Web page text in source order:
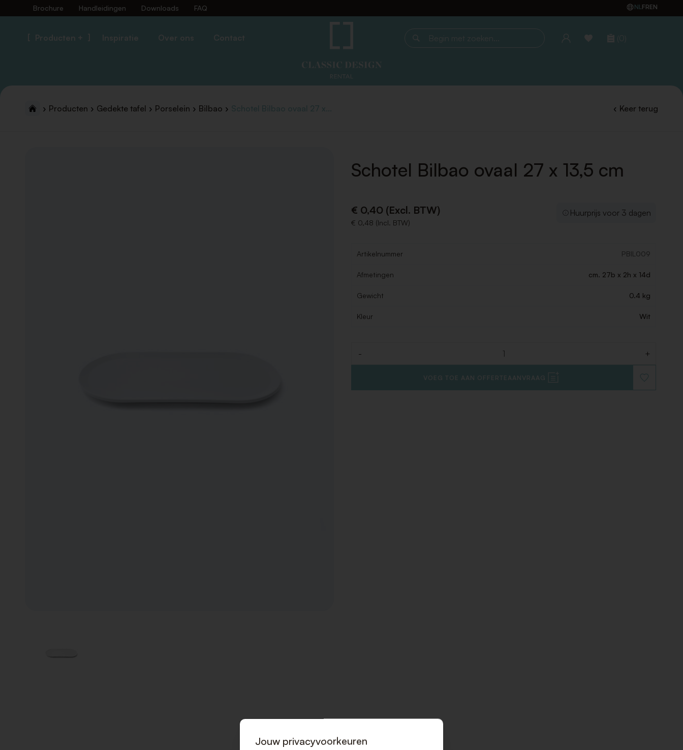
Brochure Handleidingen Downloads FAQ NLFREN
Producten + Inspiratie Over ons Contact
Begin met zoeken... (0)
Producten Gedekte tafel Porselein Bilbao Schotel Bilbao ovaal 27 x... Keer terug
Schotel Bilbao ovaal 27 x 13,5 cm
€ 0,40 (Excl. BTW)
€ 0,48 (Incl. BTW)
Huurprijs voor 3 dagen
Artikelnummer PBIL009
Afmetingen cm. 27b x 2h x 14d
Gewicht 0.4 kg
Kleur Wit
- +
VOEG TOE AAN OFFERTEAANVRAAG
TOE
Jouw privacyvoorkeuren